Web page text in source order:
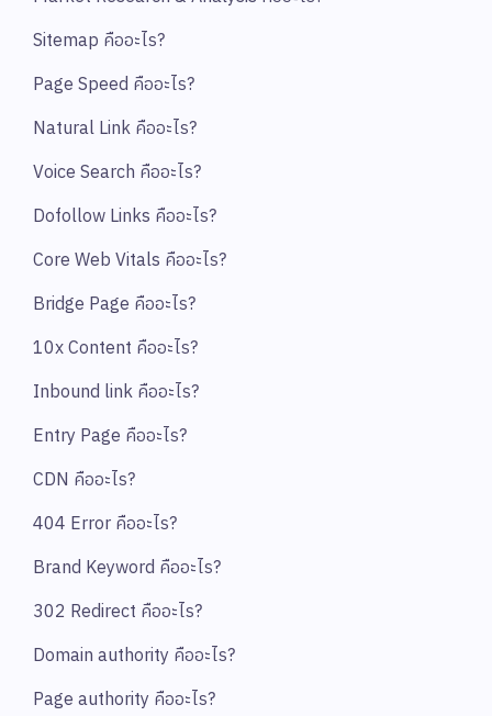
Sitemap คืออะไร?
Page Speed คืออะไร?
Natural Link คืออะไร?
Voice Search คืออะไร?
Dofollow Links คืออะไร?
Core Web Vitals คืออะไร?
Bridge Page คืออะไร?
10x Content คืออะไร?
Inbound link คืออะไร?
Entry Page คืออะไร?
CDN คืออะไร?
404 Error คืออะไร?
Brand Keyword คืออะไร?
302 Redirect คืออะไร?
Domain authority คืออะไร?
Page authority คืออะไร?